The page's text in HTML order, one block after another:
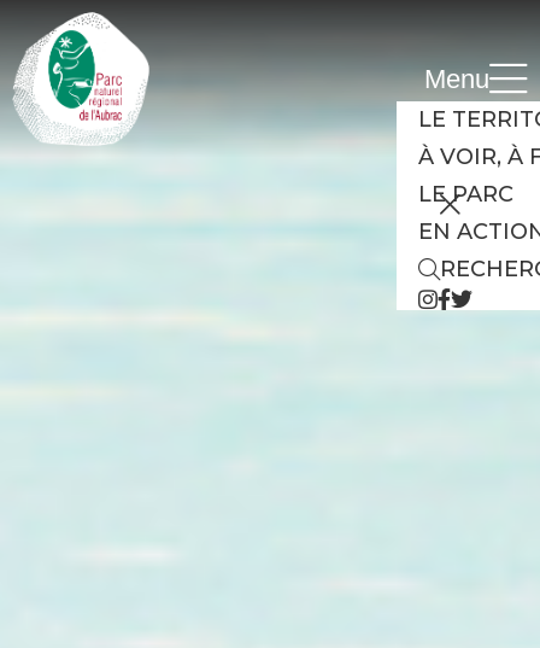
Menu
LE
À VOIR, À
LE PARC
EN
Cookies management panel